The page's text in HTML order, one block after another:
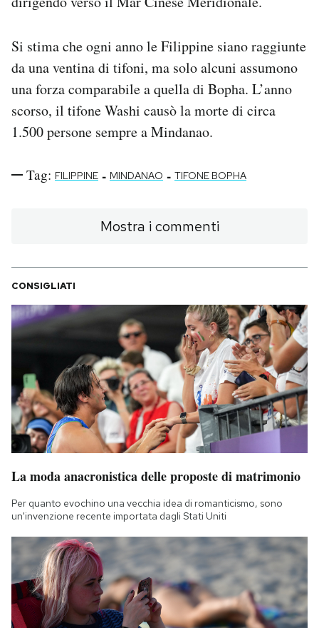
Si stima che ogni anno le Filippine siano raggiunte
da una ventina di tifoni, ma solo alcuni assumono
una forza comparabile a quella di Bopha. L’anno
scorso, il tifone Washi causò la morte di circa
1.500 persone sempre a Mindanao.
Tag: FILIPPINE - MINDANAO - TIFONE BOPHA
Mostra i commenti
CONSIGLIATI
La moda anacronistica delle proposte di matrimonio
Per quanto evochino una vecchia idea di romanticismo, sono
un'invenzione recente importata dagli Stati Uniti